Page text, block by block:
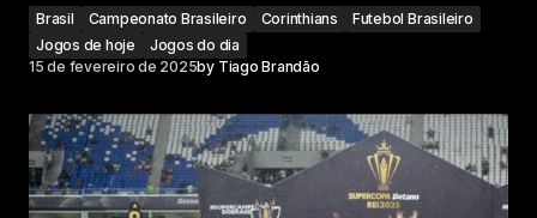
Brasil Campeonato Brasileiro Corinthians
Futebol Brasileiro
Jogos de hoje
Jogos do dia
15 de fevereiro de 2025by Tiago Brandão